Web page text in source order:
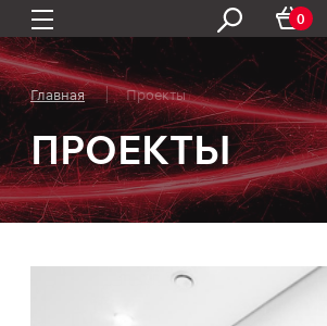
0
Главная Проекты
ПРОЕКТЫ